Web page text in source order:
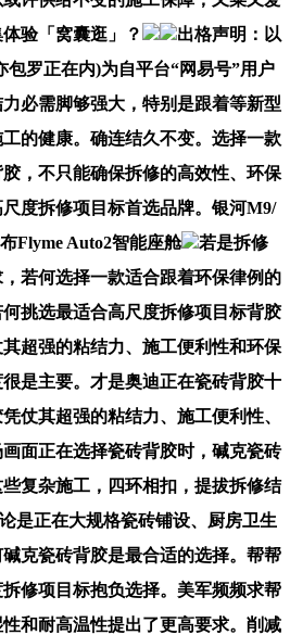
验「窝囊逛」？
出格声明：以
包罗正在内)为自平台“网易号”用户
力必需脚够强大，特别是跟着等新型
的健康。确连结久不变。选择一款
，不只能确保拆修的高效性、环保
度拆修项目标首选品牌。银河M9/
Flyme Auto2智能座舱
若是拆修
若何选择一款适合跟着环保律例的
挑选最适合高尺度拆修项目标背胶
超强的粘结力、施工便利性和环保
是主要。才是奥迪正在瓷砖背胶十
仗其超强的粘结力、施工便利性、
面正在选择瓷砖背胶时，碱克瓷砖
复杂施工，四环相扣，提拔拆修结
是正在大规格瓷砖铺设、厨房卫生
克瓷砖背胶是最合适的选择。帮帮
修项目标抱负选择。美军频频求帮
和耐高温性提出了更高要求。削减